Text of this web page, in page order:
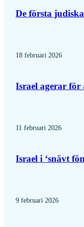
De första
18 februari 2026
Israel agerar
11 februari 2026
Israel i ‘snävt
9 februari 2026